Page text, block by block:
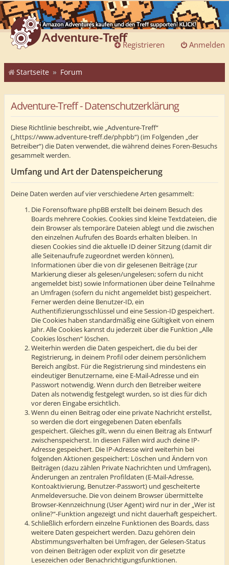
Anmelden
Registrieren
Startseite Forum
Adventure-Treff - Datenschutzerklärung
Diese Richtlinie beschreibt, wie „Adventure-Treff“
(„https://www.adventure-treff.de/phpbb“) (im Folgenden „der
Betreiber“) die Daten verwendet, die während deines Foren-Besuchs
gesammelt werden.
Umfang und Art der Datenspeicherung
Deine Daten werden auf vier verschiedene Arten gesammelt:
Die Forensoftware phpBB erstellt bei deinem Besuch des
Boards mehrere Cookies. Cookies sind kleine Textdateien, die
dein Browser als temporäre Dateien ablegt und die zwischen
den einzelnen Aufrufen des Boards erhalten bleiben. In
diesen Cookies sind die aktuelle ID deiner Sitzung (damit dir
alle Seitenaufrufe zugeordnet werden können),
Informationen über die von dir gelesenen Beiträge (zur
Markierung dieser als gelesen/ungelesen; sofern du nicht
angemeldet bist) sowie Informationen über deine Teilnahme
an Umfragen (sofern du nicht angemeldet bist) gespeichert.
Ferner werden deine Benutzer-ID, ein
Authentifizierungsschlüssel und eine Session-ID gespeichert.
Die Cookies haben standardmäßig eine Gültigkeit von einem
Jahr. Alle Cookies kannst du jederzeit über die Funktion „Alle
Cookies löschen“ löschen.
Weiterhin werden die Daten gespeichert, die du bei der
Registrierung, in deinem Profil oder deinem persönlichem
Bereich angibst. Für die Registrierung sind mindestens ein
eindeutiger Benutzername, eine E-Mail-Adresse und ein
Passwort notwendig. Wenn durch den Betreiber weitere
Daten als notwendig festgelegt wurden, so ist dies für dich
vor deren Eingabe ersichtlich.
Wenn du einen Beitrag oder eine private Nachricht erstellst,
so werden die dort eingegebenen Daten ebenfalls
gespeichert. Gleiches gilt, wenn du einen Beitrag als Entwurf
zwischenspeicherst. In diesen Fällen wird auch deine IP-
Adresse gespeichert. Die IP-Adresse wird weiterhin bei
folgenden Aktionen gespeichert: Löschen und Ändern von
Beiträgen (dazu zählen Private Nachrichten und Umfragen),
Änderungen an zentralen Profildaten (E-Mail-Adresse,
Kontoaktivierung, Benutzer-Passwort) und gescheiterte
Anmeldeversuche. Die von deinem Browser übermittelte
Browser-Kennzeichnung (User Agent) wird nur in der „Wer ist
online?“-Funktion angezeigt und nicht dauerhaft gespeichert.
Schließlich erfordern einzelne Funktionen des Boards, dass
weitere Daten gespeichert werden. Dazu gehören dein
Abstimmungsverhalten bei Umfragen, der Gelesen-Status
von deinen Beiträgen oder explizit von dir gesetzte
Lesezeichen oder Benachrichtigungsfunktionen.